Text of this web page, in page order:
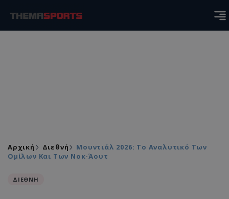
Αρχική Διεθνή
Μουντιάλ 2026: Το Αναλυτικό Των
Ομίλων Και Των Νοκ-Άουτ
ΔΙΕΘΝΗ